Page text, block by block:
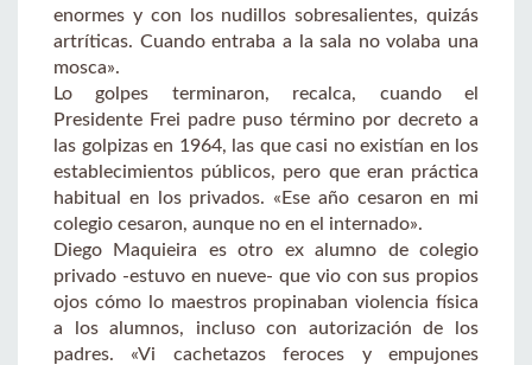
enormes y con los nudillos sobresalientes, quizás
artríticas. Cuando entraba a la sala no volaba una
mosca».
Lo golpes terminaron, recalca, cuando el
Presidente Frei padre puso término por decreto a
las golpizas en 1964, las que casi no existían en los
establecimientos públicos, pero que eran práctica
habitual en los privados. «Ese año cesaron en mi
colegio cesaron, aunque no en el internado».
Diego Maquieira es otro ex alumno de colegio
privado -estuvo en nueve- que vio con sus propios
ojos cómo lo maestros propinaban violencia física
a los alumnos, incluso con autorización de los
padres. «Vi cachetazos feroces y empujones